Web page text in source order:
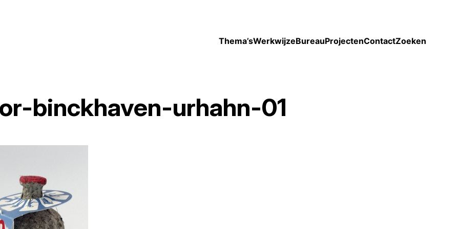
Thema’sWerkwijzeBureauProjectenContactZoeken
binckhaven-urhahn-01